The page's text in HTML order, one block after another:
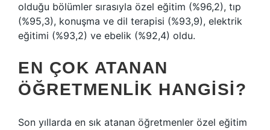
olduğu bölümler sırasıyla özel eğitim (%96,2), tıp
(%95,3), konuşma ve dil terapisi (%93,9), elektrik
eğitimi (%93,2) ve ebelik (%92,4) oldu.
EN ÇOK ATANAN
ÖĞRETMENLIK HANGISI?
Son yıllarda en sık atanan öğretmenler özel eğitim